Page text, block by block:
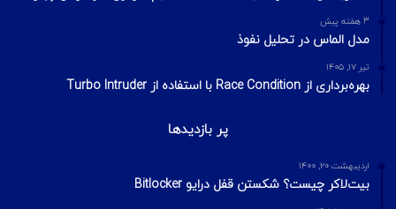
جمع‌آوری اطلاعات در امنیت سایبری
تیر ۲۸, ۱۳۹۹
Authenticator برطرف کرد